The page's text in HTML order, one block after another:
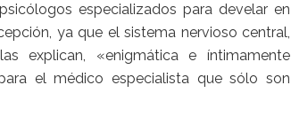
especializados para develar en
ya que el sistema nervioso central,
explican, «enigmática e íntimamente
el médico especialista que sólo son